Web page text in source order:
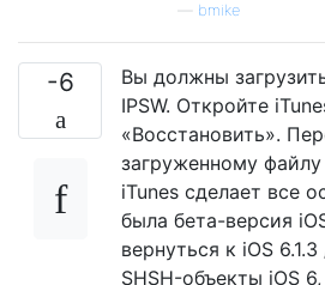
bmike
-6
Вы должны
IPSW. Откройте
«Восстановить».
загруженному
iTunes сделает все
была бета-версия
вернуться к iOS
SHSH-объекты iOS